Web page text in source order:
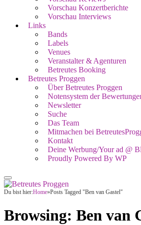
Vorschau Konzertberichte
Vorschau Interviews
Links
Bands
Labels
Venues
Veranstalter & Agenturen
Betreutes Booking
Betreutes Proggen
Über Betreutes Proggen
Notensystem der
Newsletter
Suche
Das Team
Mitmachen bei
Kontakt
Deine Werbung/Your ad @
Proudly Powered By WP
Du bist hier:Home»Posts Tagged "Ben van Gastel"
Browsing: Ben van